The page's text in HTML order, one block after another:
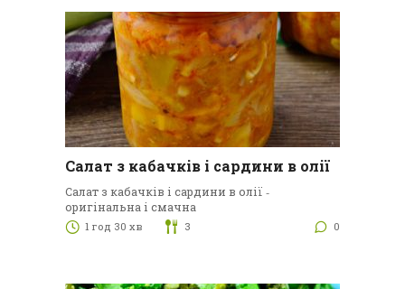
Салат з кабачків і сардини в олії
Салат з кабачків і сардини в олії ‑
оригінальна і смачна
1 год 30 хв 3 0